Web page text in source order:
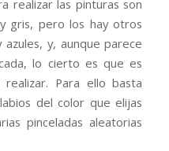
realizar las pinturas son
gris, pero los hay otros
y, aunque parece
lo cierto es que es
Para ello basta
del color que elijas
pinceladas aleatorias